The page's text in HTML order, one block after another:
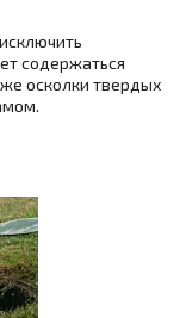
содержаться
осколки твердых